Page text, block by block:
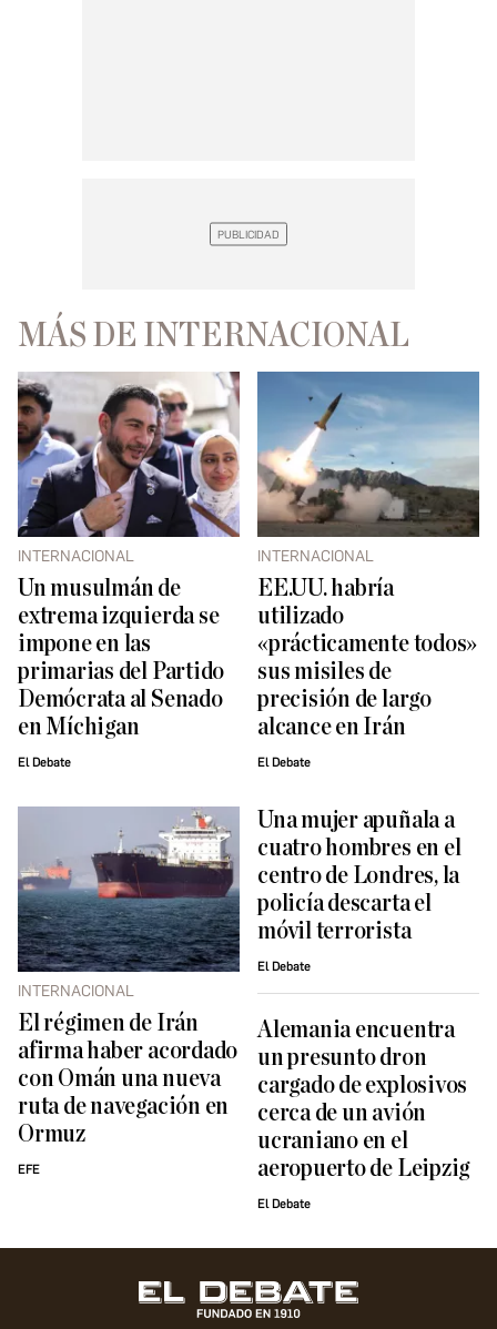
MÁS DE INTERNACIONAL
INTERNACIONAL
Un musulmán de
extrema izquierda se
impone en las
primarias del Partido
Demócrata al Senado
en Míchigan
El Debate
INTERNACIONAL
EE.UU. habría
utilizado
«prácticamente todos»
sus misiles de
precisión de largo
alcance en Irán
El Debate
INTERNACIONAL
El régimen de Irán
afirma haber acordado
con Omán una nueva
ruta de navegación en
Ormuz
EFE
Una mujer apuñala a
cuatro hombres en el
centro de Londres, la
policía descarta el
móvil terrorista
El Debate
Alemania encuentra
un presunto dron
cargado de explosivos
cerca de un avión
ucraniano en el
aeropuerto de Leipzig
El Debate